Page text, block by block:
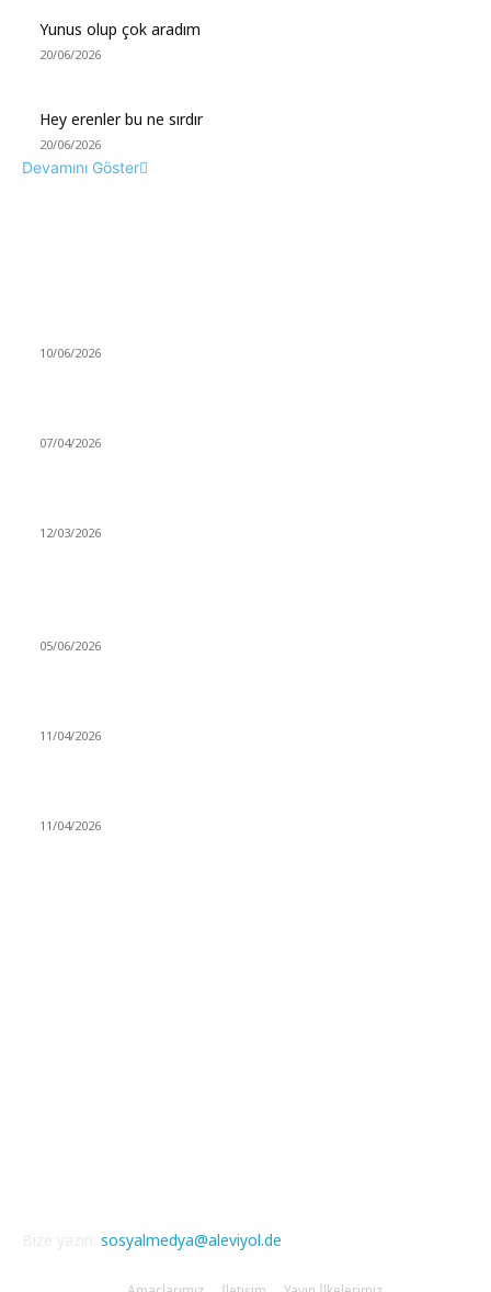
Yunus olup çok aradım
20/06/2026
Hey erenler bu ne sırdır
20/06/2026
Devamını Göster
10/06/2026
07/04/2026
12/03/2026
05/06/2026
11/04/2026
11/04/2026
sosyalmedya@aleviyol.de